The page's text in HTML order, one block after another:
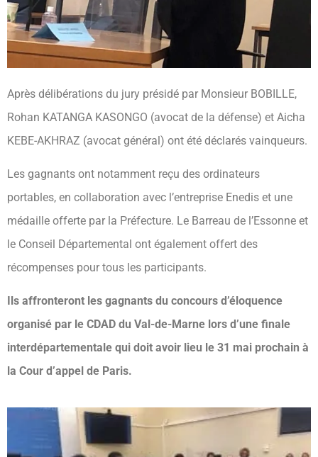
Après délibérations du jury présidé par Monsieur BOBILLE,
Rohan KATANGA KASONGO (avocat de la défense) et Aicha
KEBE-AKHRAZ (avocat général) ont été déclarés vainqueurs.
Les gagnants ont notamment reçu des ordinateurs
portables, en collaboration avec l’entreprise Enedis et une
médaille offerte par la Préfecture. Le Barreau de l’Essonne et
le Conseil Départemental ont également offert des
récompenses pour tous les participants.
Ils affronteront les gagnants du concours d’éloquence
organisé par le CDAD du Val-de-Marne lors d’une finale
interdépartementale qui doit avoir lieu le 31 mai prochain à
la Cour d’appel de Paris.